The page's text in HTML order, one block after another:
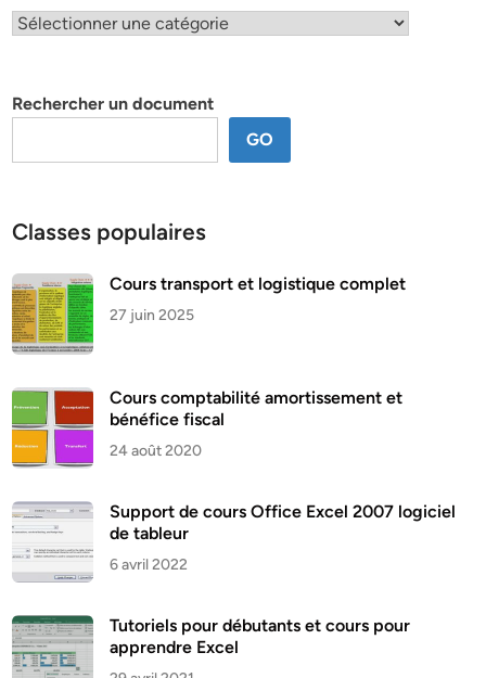
Classification
Rechercher un document
GO
Classes populaires
Cours transport et logistique complet
27 juin 2025
Cours comptabilité amortissement et
bénéfice fiscal
24 août 2020
Support de cours Office Excel 2007 logiciel
de tableur
6 avril 2022
Tutoriels pour débutants et cours pour
apprendre Excel